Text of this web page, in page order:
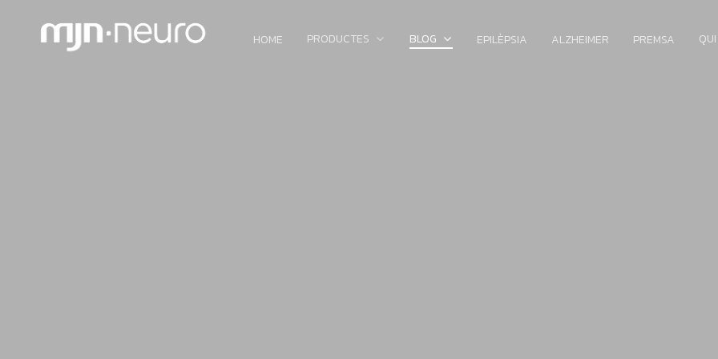
HOME PRODUCTES BLOG EPILÈPSIA ALZHEIMER PREMSA